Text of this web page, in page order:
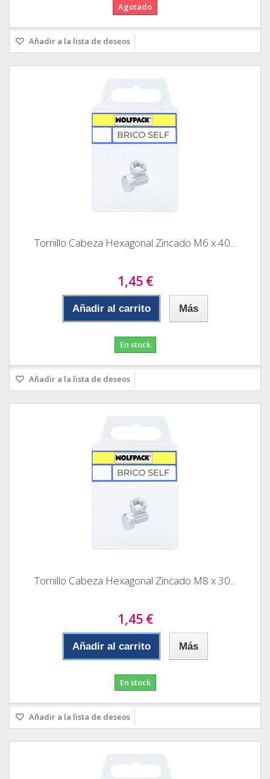
Agotado
Añadir a la lista de deseos
Tornillo Cabeza Hexagonal Zincado M6 x 40...
1,45 €
Añadir al carrito Más
En stock
Añadir a la lista de deseos
Tornillo Cabeza Hexagonal Zincado M8 x 30...
1,45 €
Añadir al carrito Más
En stock
Añadir a la lista de deseos